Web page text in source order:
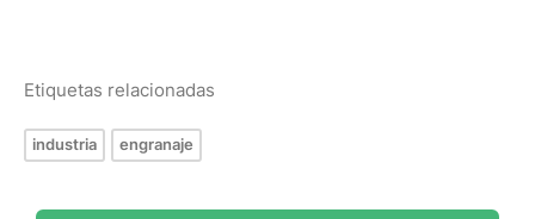
Etiquetas relacionadas
industria engranaje